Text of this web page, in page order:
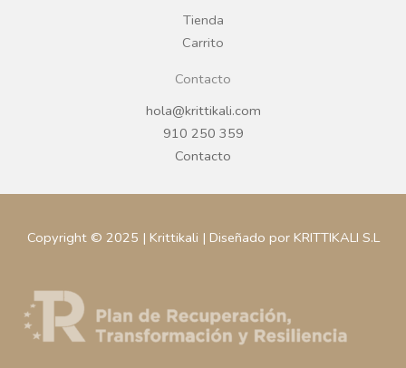
Tienda
Carrito
Contacto
hola@krittikali.com
910 250 359
Contacto
Copyright © 2025 | Krittikali | Diseñado por KRITTIKALI S.L